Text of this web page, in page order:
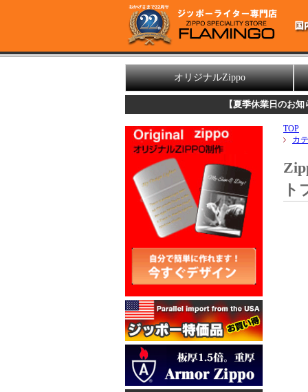
オリジナルZippo
【夏季休業日のお知らせ】誠に勝
TOP
カ
ト